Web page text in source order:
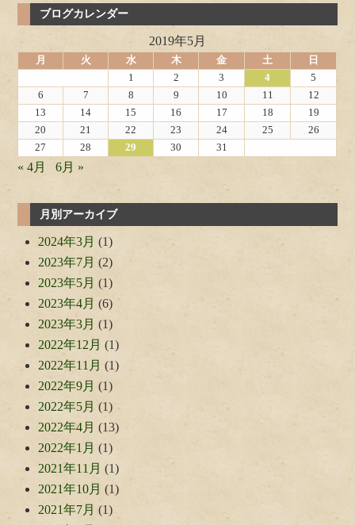
ブログカレンダー
2019年5月
月 火 水 木 金 土
日
1
2 3 4
5
6
7 8 9 10 11
12
13
14 15 16 17 18
19
20
21 22 23 24 25
26
27
28 29 30 31
« 4月 6月 »
月別アーカイブ
2024年3月 (1)
2023年7月 (2)
2023年5月 (1)
2023年4月 (6)
2023年3月 (1)
2022年12月 (1)
2022年11月 (1)
2022年9月 (1)
2022年5月 (1)
2022年4月 (13)
2022年1月 (1)
2021年11月 (1)
2021年10月 (1)
2021年7月 (1)